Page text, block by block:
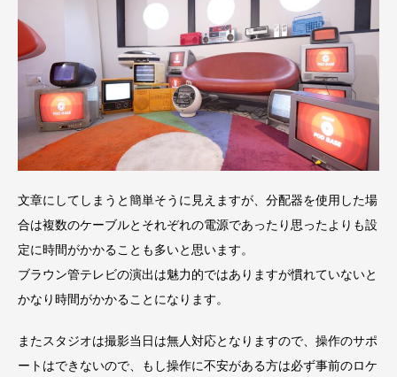
文章にしてしまうと簡単そうに見えますが、分配器を使用した場
合は複数のケーブルとそれぞれの電源であったり思ったよりも設
定に時間がかかることも多いと思います。
ブラウン管テレビの演出は魅力的ではありますが慣れていないと
かなり時間がかかることになります。
またスタジオは撮影当日は無人対応となりますので、操作のサポ
ートはできないので、もし操作に不安がある方は必ず事前のロケ